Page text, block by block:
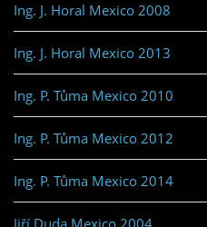
Ing. J. Horal Mexico 2008
Ing. J. Horal Mexico 2013
Ing. P. Tůma Mexico 2010
Ing. P. Tůma Mexico 2012
Ing. P. Tůma Mexico 2014